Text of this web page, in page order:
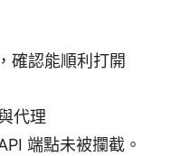
確認能順利打開
代理
端點未被攔截。